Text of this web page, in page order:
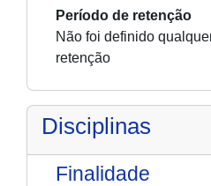
Período de retenção
Não foi definido
retenção
Disciplinas
Finalidade